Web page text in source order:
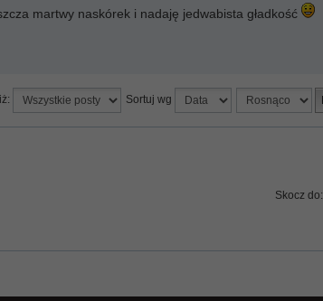
martwy naskórek i nadaję jedwabista gładkość
Sortuj wg
Skocz do: